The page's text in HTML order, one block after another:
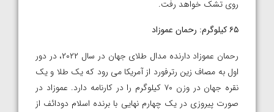
روی تشک خواهد رفت.
۶۵ کیلوگرم: رحمان عموزاد
رحمان عموزاد دارنده مدال طلای جهان در سال ۲۰۲۲، در دور
اول به مصاف زین رترفورد از آمریکا می رود که یک طلا و یک
نقره جهان در وزن ۷۰ کیلوگرم را در کارنامه دارد. عموزاد در
صورت پیروزی در یک چهارم نهایی با برنده اسلام دودائف از